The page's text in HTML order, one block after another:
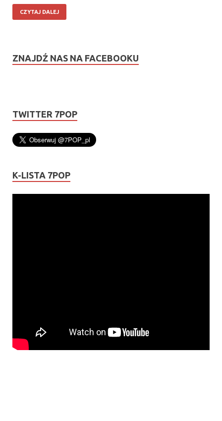
CZYTAJ DALEJ
ZNAJDŹ NAS NA FACEBOOKU
TWITTER 7POP
K-LISTA 7POP